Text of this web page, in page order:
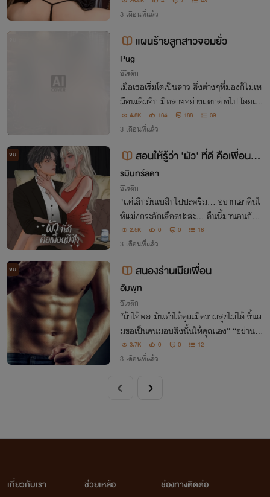
3 เดือนที่แล้ว
แผนร้ายลูกสาวจอมยั่ว
Pug
อีโรติก
เมื่อเธอเริ่มโตเป็นสาว สิ่งต่างๆที่มองก็ไม่เห
มือนเดิมอีก มีหลายอย่างแตกต่างไป โดยเฉ
พาะ… พ่อของเธอเอง ￼
4.8K 134 188 39
3 เดือนที่แล้ว
จบ
สอนให้รู้ว่า 'ผัว' ที่ดี คือเพื่อนมึง
ไง! [The Perfect Payback] NC25
+
รมินทร์ลดา
อีโรติก
"แค่เลิกมันเบสิกไปปะพรีม... อยากเอาคืนใ
ห้แม่งกระอักเลือดปะล่ะ... คืนนี้มานอนกับฉั
นดิ"2.5K 0 0 18
3 เดือนที่แล้ว
จบ สนองร่านเมียเพื่อน
อัมพุท
อีโรติก
“ถ้าไอ้พล มันทำให้คุณมีความสุขไม่ได้ งั้นผ
มขอเป็นคนมอบสิ่งนั้นให้คุณเอง” “อย่านะ
ดะ...ดาเป็นเมียของเพื่อนคุณนะ” “เพื่อนผม
มันไร้น้ำยา ต้องผมนี่ น้ำยาข้นคลั่ก” “อ้าส์ !
3.7K 0 0 12
3 เดือนที่แล้ว
เกี่ยวกับเรา
ช่วยเหลือ
ช่องทางติดต่อ